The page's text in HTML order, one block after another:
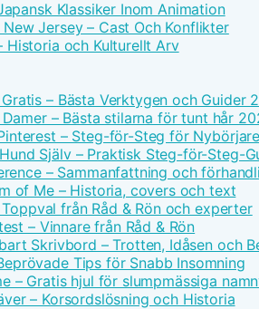
Klassiker Inom Animation
Jersey – Cast Och Konflikter
Historia och Kulturellt Arv
– Bästa Verktygen och Guider
– Bästa stilarna för tunt hår
– Steg-för-Steg för Nybörjare
Själv – Praktisk Steg-för-Steg-
– Sammanfattning och
of Me – Historia, covers och text
från Råd & Rön och experter
– Vinnare från Råd & Rön
Skrivbord – Trotten, Idåsen och
Tips för Snabb Insomning
– Gratis hjul för slumpmässiga
– Korsordslösning och Historia